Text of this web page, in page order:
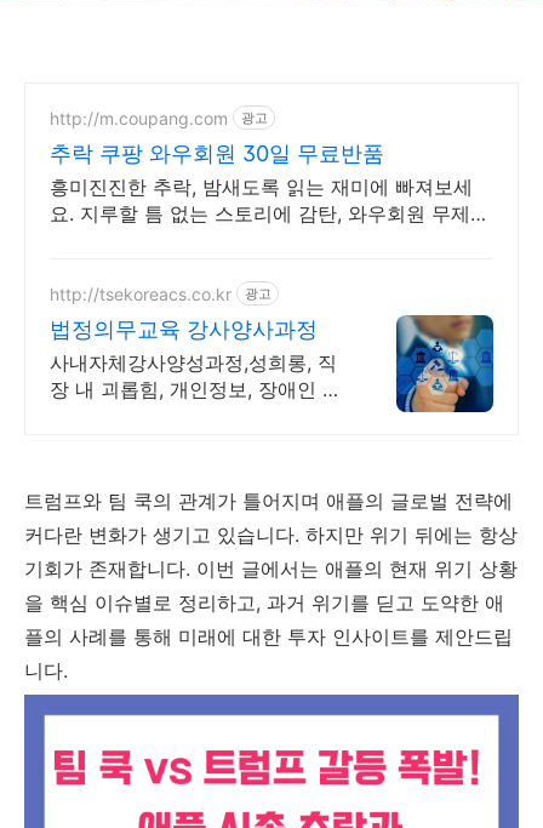
http://m.coupang.com 광고
추락 쿠팡 와우회원 30일 무료반품
흥미진진한 추락, 밤새도록 읽는 재미에 빠져보세
요. 지루할 틈 없는 스토리에 감탄, 와우회원 무제한
http://tsekoreacs.co.kr 광고
법정의무교육 강사양사과정
사내자체강사양성과정,성희롱, 직
장 내 괴롭힘, 개인정보, 장애인 인
트럼프와 팀 쿡의 관계가 틀어지며 애플의 글로벌 전략에
커다란 변화가 생기고 있습니다. 하지만 위기 뒤에는 항상
기회가 존재합니다. 이번 글에서는 애플의 현재 위기 상황
을 핵심 이슈별로 정리하고, 과거 위기를 딛고 도약한 애
플의 사례를 통해 미래에 대한 투자 인사이트를 제안드립
니다.